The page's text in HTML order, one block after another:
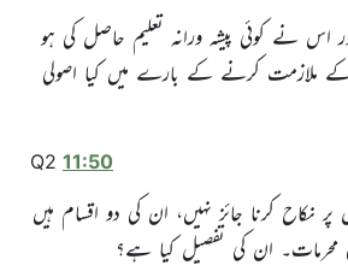
اس نے کوئی پیشہ ورانہ تعلیم حاصل کی ہو
ملازمت کرنے کے بارے میں کیا اصولی
Q2 11:50
نکاح کرنا جائز نہیں، ان کی دو اقسام ہیں
محرمات۔ ان کی تفصیل کیا ہے؟